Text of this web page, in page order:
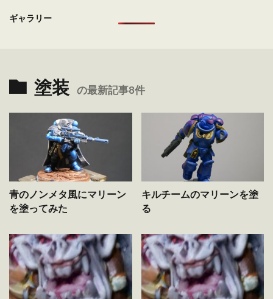
ギャラリー
塗装 の最新記事8件
青のノンメタ風にマリーン
を塗ってみた
キルチームのマリーンを塗
る